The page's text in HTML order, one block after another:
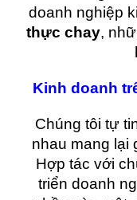
doanh nghiệp
thực chay,
Kinh doanh
Chúng tôi tự
nhau mang lại
Hợp tác với
triển doanh